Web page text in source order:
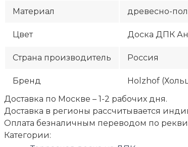
Материал древесно-
Цвет Доска ДПК
Страна производитель Россия
Бренд
Holzhof
Доставка по Москве – 1-2 рабочих дня.
Доставка в регионы рассчитывается
Оплата безналичным переводом по
Категории: